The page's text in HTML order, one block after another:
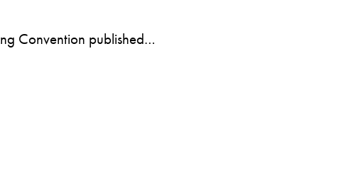
Convention published…